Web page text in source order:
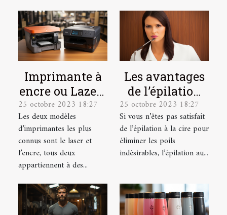
Imprimante à
encre ou Lazer :
laquelle
choisir ?
25 octobre 2023 18:27
Les deux modèles
d’imprimantes les plus
connus sont le laser et
l’encre, tous deux
appartiennent à des...
Les avantages
de l’épilation
au laser et
comment se
préparer pour ?
25 octobre 2023 18:27
Si vous n’êtes pas satisfait
de l’épilation à la cire pour
éliminer les poils
indésirables, l’épilation au...